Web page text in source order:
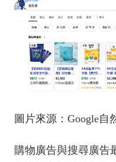
圖片來源：Google自
購物廣告與搜尋廣告